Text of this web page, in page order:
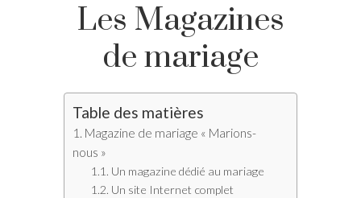
Les Magazines
de mariage
Table des matières
Magazine de mariage « Marions-
nous »
Un magazine dédié au mariage
Un site Internet complet